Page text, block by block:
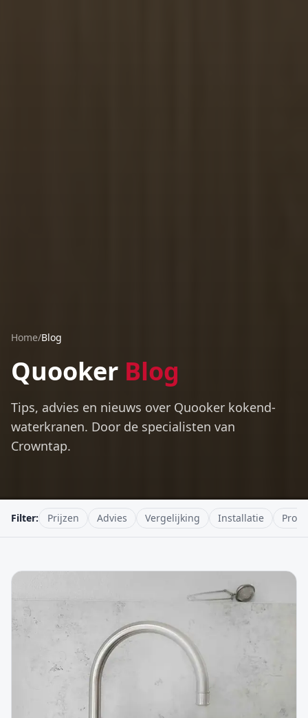
Home/Blog
Quooker Blog
Tips, advies en nieuws over Quooker kokend-
waterkranen. Door de specialisten van
Crowntap.
Filter: Prijzen Advies Vergelijking Installatie